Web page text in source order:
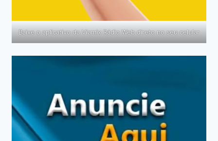
Baixe o aplicativo da Viamix Rádio Web direto no seu celular